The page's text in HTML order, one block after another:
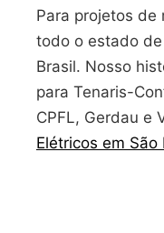
Para projetos de
todo o estado
Brasil. Nosso
para Tenaris-
CPFL, Gerdau e
Elétricos em São